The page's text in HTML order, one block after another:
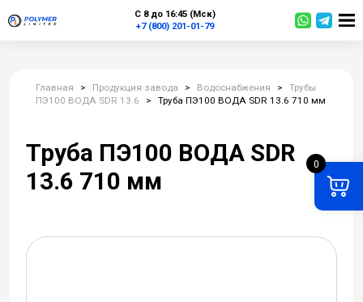
С 8 до 16:45 (Мск)
+7 (800) 201-01-79
0
Главная > Продукция завода > Водоснабжения >
Трубы
ПЭ100 ВОДА SDR 13.6
> Труба ПЭ100 ВОДА SDR 13.6 710 мм
Труба ПЭ100 ВОДА SDR
13.6 710 мм